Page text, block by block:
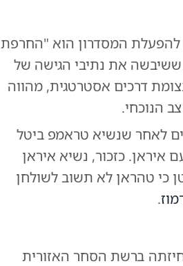
להפעלת המסדרון הוא "החרפת
ששיבשה את נתיבי הגישה של
דרכים אסטרטגית, מהווה
הנוכחי.
לאחר שנשיא טראמפ ביטל
כזכור, נשיא איראן
כי טהראן לא תשוב לשולחן
.
ברשת הסחר האזורית